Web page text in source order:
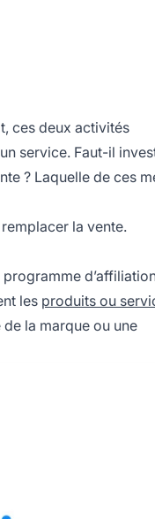
ces deux activités
service. Faut-il
? Laquelle de ces
la vente.
les produits ou
la marque ou une